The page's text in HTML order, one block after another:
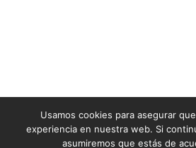
Usamos cookies para asegurar
experiencia en nuestra web. Si
asumiremos que estás de